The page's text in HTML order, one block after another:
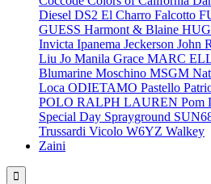
Diesel DS2 El Charro Falcotto
GUESS Harmont & Blaine
Invicta Ipanema Jeckerson John
Liu Jo Manila Grace MARC
Blumarine Moschino MSGM
Loca ODIETAMO Pastello
POLO RALPH LAUREN Pom
Special Day Sprayground
Trussardi Vicolo W6YZ Walkey
Zaini
